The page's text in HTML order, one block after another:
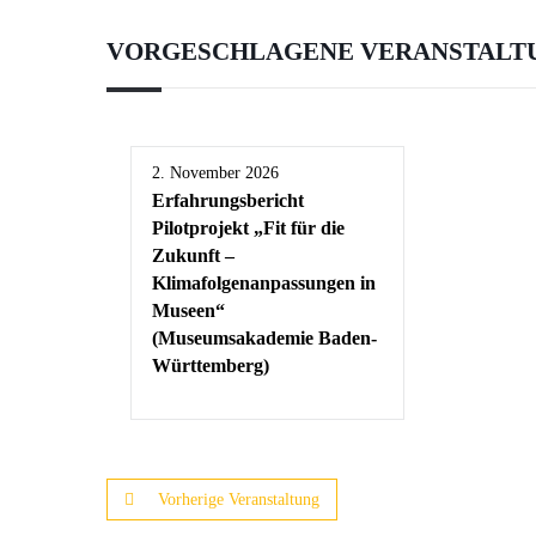
VORGESCHLAGENE
2. November 2026
Erfahrungsbericht
Pilotprojekt „Fit für die
Zukunft –
Klimafolgenanpassungen in
Museen“
(Museumsakademie Baden-
Württemberg)
Vorherige Veranstaltung